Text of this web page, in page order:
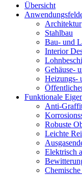
Übersicht
Architektur
Stahlbau
Bau- und
Interior
Gehäuse-
Heizungs-
Funktionale
Anti-
Robuste
Leichte
Elektrisch